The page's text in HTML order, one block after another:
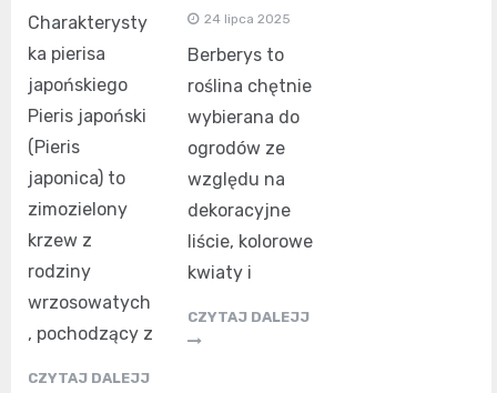
Charakterysty
ka pierisa
japońskiego
Pieris japoński
(Pieris
japonica) to
zimozielony
krzew z
rodziny
wrzosowatych
, pochodzący z
CZYTAJ DALEJJ
24 lipca 2025
Berberys to
roślina chętnie
wybierana do
ogrodów ze
względu na
dekoracyjne
liście, kolorowe
kwiaty i
CZYTAJ DALEJJ